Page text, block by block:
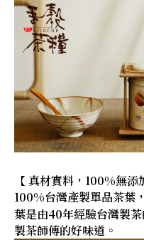
【 真材實料，100%無添
100%台灣產製單品茶葉
葉是由40年經驗台灣製
製茶師傅的好味道。